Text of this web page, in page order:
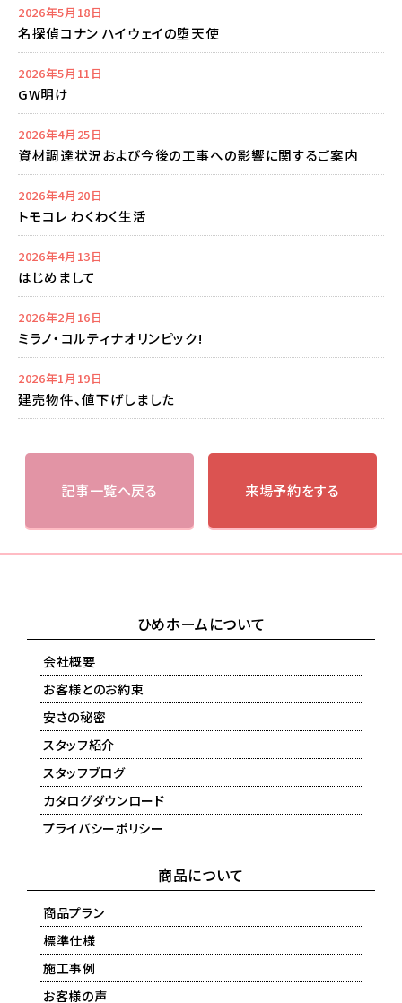
2026年5月18日
名探偵コナン ハイウェイの堕天使
2026年5月11日
GW明け
2026年4月25日
資材調達状況および今後の工事への影響に関するご案内
2026年4月20日
トモコレ わくわく生活
2026年4月13日
はじめまして
2026年2月16日
ミラノ・コルティナオリンピック!
2026年1月19日
建売物件、値下げしました
記事一覧へ戻る 来場予約をする
ひめホームについて
会社概要
お客様とのお約束
安さの秘密
スタッフ紹介
スタッフブログ
カタログダウンロード
プライバシーポリシー
商品について
商品プラン
標準仕様
施工事例
お客様の声